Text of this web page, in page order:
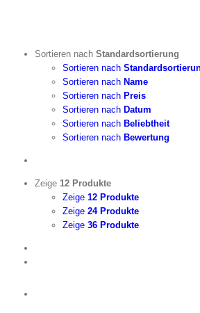
Sortieren nach Standardsortierung
Sortieren nach
Sortieren nach Name
Sortieren nach Preis
Sortieren nach Datum
Sortieren nach Beliebtheit
Sortieren nach Bewertung
Zeige 12 Produkte
Zeige 12 Produkte
Zeige 24 Produkte
Zeige 36 Produkte